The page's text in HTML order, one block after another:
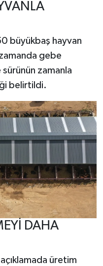
büyükbaş hayvan
gebe
sürünün zamanla
belirtildi.
DAHA
üretim